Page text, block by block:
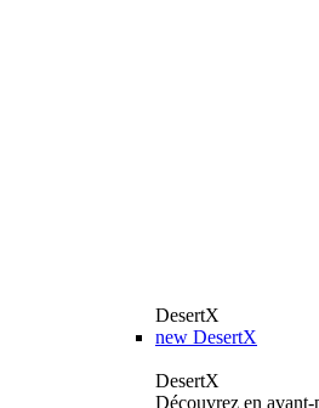
DesertX
new DesertX
DesertX
Découvrez en